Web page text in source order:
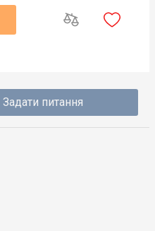
Задати питання